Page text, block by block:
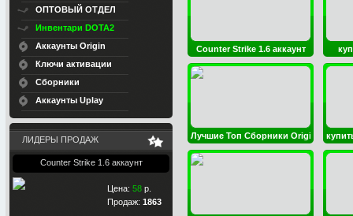
ОПТОВЫЙ ОТДЕЛ
Инвентари DOTA2
Аккаунты Origin
Ключи активации
Сборники
Аккаунты Uplay
ЛИДЕРЫ ПРОДАЖ
Counter Strike 1.6 аккаунт
Цена: 58 р.
Продаж: 1863
Counter Strike 1.6 аккаунт
Лучшие Топ Сборники Origin